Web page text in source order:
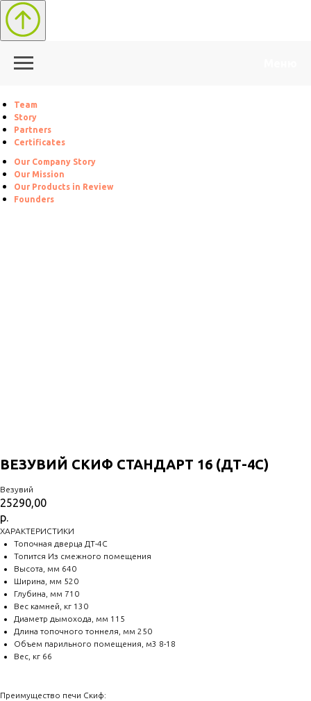
Team
Story
Partners
Certificates
Our Company Story
Our Mission
Our Products in Review
Founders
ВЕЗУВИЙ СКИФ СТАНДАРТ 16 (ДТ-4С)
Везувий
25290,00
р.
ХАРАКТЕРИСТИКИ
Топочная дверца ДТ-4С
Топится Из смежного помещения
Высота, мм 640
Ширина, мм 520
Глубина, мм 710
Вес камней, кг 130
Диаметр дымохода, мм 115
Длина топочного тоннеля, мм 250
Объем парильного помещения, м3 8-18
Вес, кг 66
Преимущество печи Скиф: